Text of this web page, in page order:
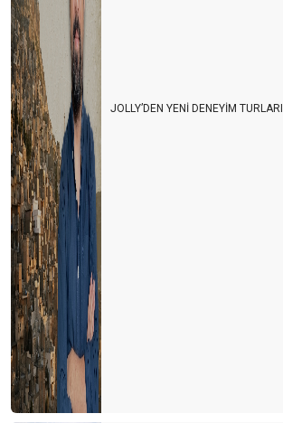
JOLLY’DEN YENİ DENEYİM TURLARI